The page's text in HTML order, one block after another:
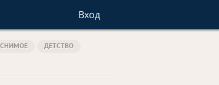
Вход
ДЕТСТВО